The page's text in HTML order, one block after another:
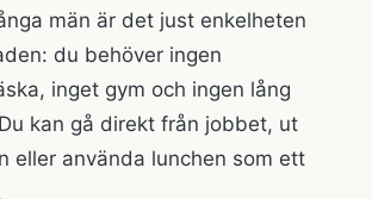
män är det just enkelheten
du behöver ingen
inget gym och ingen lång
kan gå direkt från jobbet, ut
eller använda lunchen som ett